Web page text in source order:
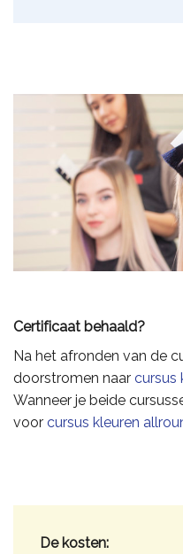
Certificaat behaald?
Na het afronden van de
doorstromen naar cursus
Wanneer je beide
voor cursus kleuren
De kosten: